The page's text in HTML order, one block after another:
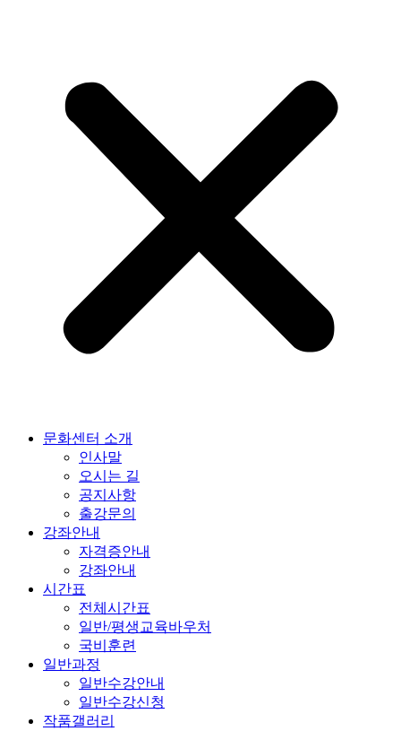
문화센터 소개
인사말
오시는 길
공지사항
출강문의
강좌안내
자격증안내
강좌안내
시간표
전체시간표
일반/평생교육바우처
국비훈련
일반과정
일반수강안내
일반수강신청
작품갤러리